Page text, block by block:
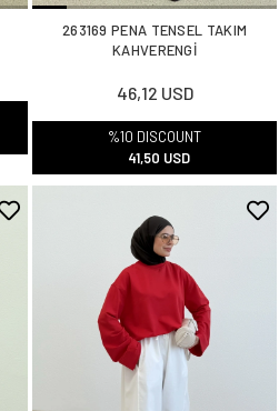
263169 PENA TENSEL TAKIM
KAHVERENGİ
46,12 USD
%10 DISCOUNT
41,50 USD